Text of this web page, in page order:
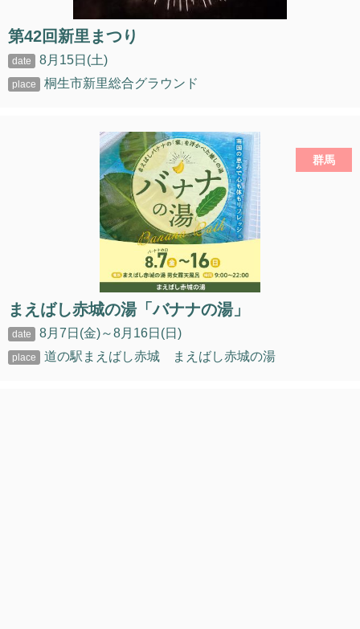
第42回新里まつり
8月15日(土)
桐生市新里総合グラウンド
群馬
まえばし赤城の湯「バナナの湯」
8月7日(金)～8月16日(日)
道の駅まえばし赤城 まえばし赤城の湯